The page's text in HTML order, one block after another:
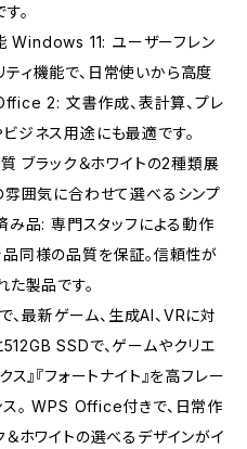
。
Windows 11: ユーザーフレン
ィ機能で、日常使いから高度
2: 文書作成、表計算、プレ
ジネス用途にも最適です。
ブラック＆ホワイトの2種類展
囲気に合わせて選べるシンプ
み品: 専門スタッフによる動作
同様の品質を保証。信頼性が
た製品です。
最新ゲーム、生成AI、VRに対
SSDで、ゲームやクリエ
』『フォートナイト』を高フレー
。 WPS Office付きで、日常作
ホワイトの選べるデザインがイ